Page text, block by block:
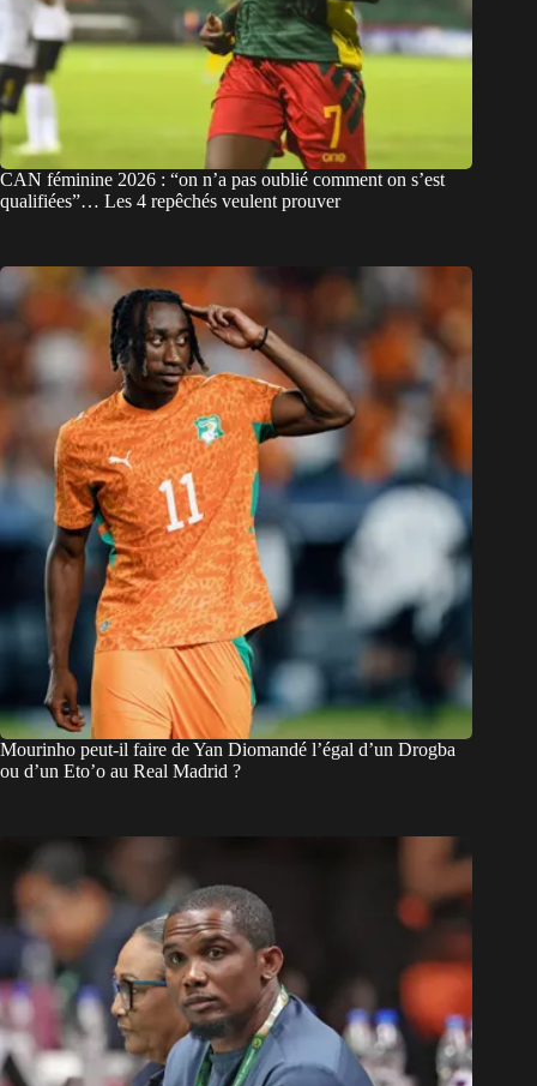
CAN féminine 2026 : “on n’a pas oublié comment on s’est
qualifiées”… Les 4 repêchés veulent prouver
Mourinho peut-il faire de Yan Diomandé l’égal d’un Drogba
ou d’un Eto’o au Real Madrid ?